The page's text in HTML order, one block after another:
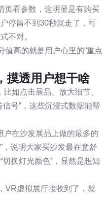
页看参数，这明显是有购买
停留不到30秒就走了，可
不对。
值高的就是用户心里的“重点
摸透用户想干啥
如点击展品、放大细节、
号”，这些沉浸式数据能帮
在沙发展品上做的最多的
，说明大家买沙发最在意舒
换灯光颜色”，显然是想知
VR虚拟展厅接收到了，就